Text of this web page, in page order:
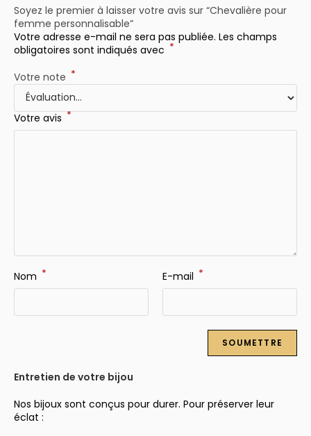
Soyez le premier à laisser votre avis sur “Chevalière pour
femme personnalisable”
Votre adresse e-mail ne sera pas publiée. Les champs
obligatoires sont indiqués avec *
Votre note *
Votre avis *
Nom * E-mail *
Entretien de votre bijou
Nos bijoux sont conçus pour durer. Pour préserver leur
éclat :